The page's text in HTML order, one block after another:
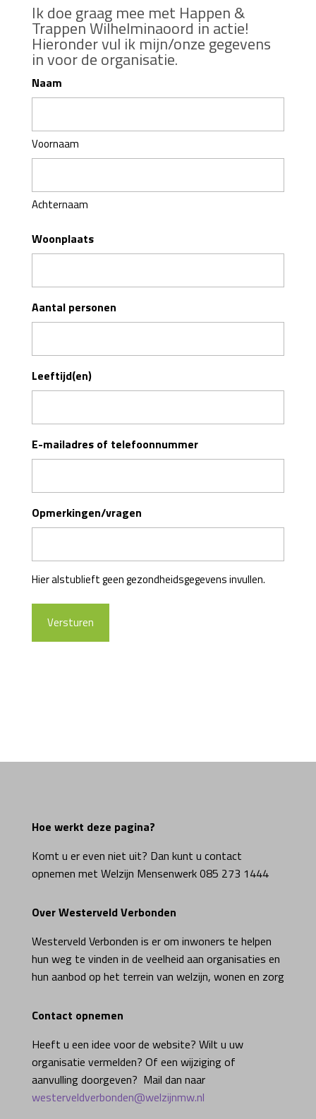
Ik doe graag mee met Happen &
Trappen Wilhelminaoord in actie!
Hieronder vul ik mijn/onze gegevens
in voor de organisatie.
Naam
Voornaam
Achternaam
Woonplaats
Aantal personen
Leeftijd(en)
E-mailadres of telefoonnummer
Opmerkingen/vragen
Hier alstublieft geen gezondheidsgegevens invullen.
Hoe werkt deze pagina?
Komt u er even niet uit? Dan kunt u contact
opnemen met Welzijn Mensenwerk 085 273 1444
Over Westerveld Verbonden
Westerveld Verbonden is er om inwoners te helpen
hun weg te vinden in de veelheid aan organisaties en
hun aanbod op het terrein van welzijn, wonen en zorg
Contact opnemen
Heeft u een idee voor de website? Wilt u uw
organisatie vermelden? Of een wijziging of
aanvulling doorgeven? Mail dan naar
westerveldverbonden@welzijnmw.nl